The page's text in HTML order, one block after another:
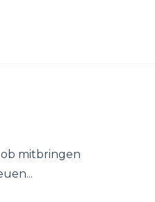
mitbringen